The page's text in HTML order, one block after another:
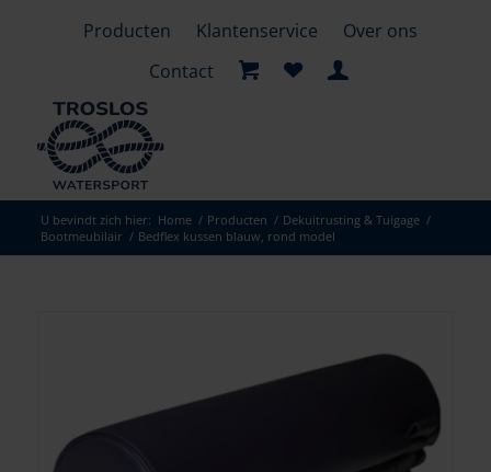
Producten Klantenservice
Over ons
Contact
U bevindt zich hier: Home / Producten / Dekuitrusting & Tuigage /
Bootmeubilair / Bedflex kussen blauw, rond model